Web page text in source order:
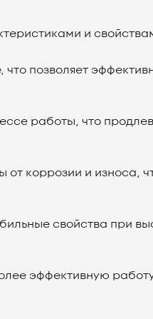
и
позволяет
работы, что
коррозии и износа,
свойства при
эффективную